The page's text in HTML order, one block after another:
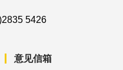
5426
意见信箱